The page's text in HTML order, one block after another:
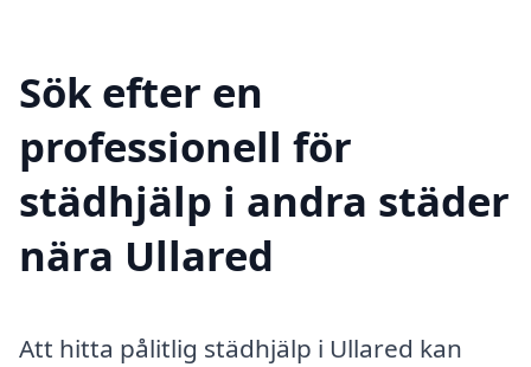
Sök efter en
professionell för
städhjälp i andra städer
nära Ullared
Att hitta pålitlig städhjälp i Ullared kan